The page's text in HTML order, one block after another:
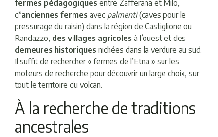
fermes pédagogiques entre Zafferana et Milo,
d‘anciennes fermes avec palmenti(caves pour le
pressurage du raisin) dans la région de Castiglione ou
Randazzo, des villages agricoles à l’ouest et des
demeures historiques nichées dans la verdure au sud.
Il suffit de rechercher « fermes de l’Etna » sur les
moteurs de recherche pour découvrir un large choix, sur
tout le territoire du volcan.
À la recherche de traditions
ancestrales